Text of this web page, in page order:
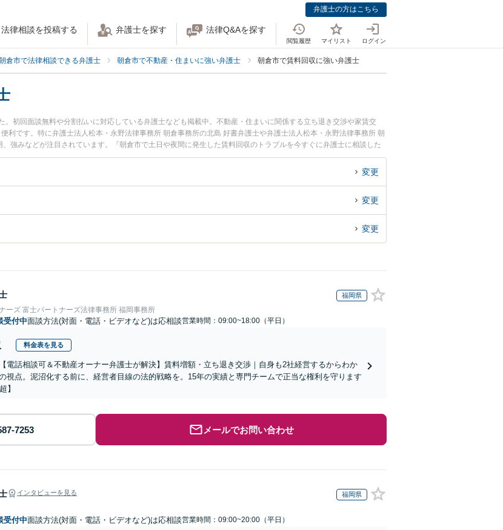
弁護士の方はこちら
法律相談を投稿する 弁護士を探す 法律Q&Aを探す
閲覧履歴 マイリスト ログイン
倉市で法律相談できる弁護士 朝倉市で不動産・住まいに強い弁護士 朝倉市で賃料回収に強い弁護士
初回面談無料や分割払いに対応している弁護士なども掲載中。不動産・住まいに関係する立ち退き交渉や家賃交
利です。特に弁護士法人松本・永野法律事務所 朝倉事務所の北島 好書弁護士や弁護士法人松本・永野法律事務所 朝
強みなどが注目されています。『朝倉市で土日や夜間に発生した賃料回収のトラブルを今すぐに弁護士に相談した
索したい』『初回相談無料で賃料回収を法律相談できる朝倉市内の弁護士に相談予約したい』などでお困りの相談者
変更
変更
変更
福岡県
ーズ 富士パートナーズ法律事務所 福岡事務所
受付中面談方法(対面・電話・ビデオなど)は応相談営業時間：09:00~18:00（平日）
料金表を見る
電話相談可＆不動産オーナー弁護士が解決】賃料増額・立ち退き交渉｜自身も2社経営するからわか
視点。泥沼化する前に、経営者目線の法的戦略を。15年の実績と専門チームで正当な権利を守ります
】
メールでお問い合わせ
インタビューを見る 福岡県
受付中面談方法(対面・電話・ビデオなど)は応相談営業時間：09:00~20:00（平日）